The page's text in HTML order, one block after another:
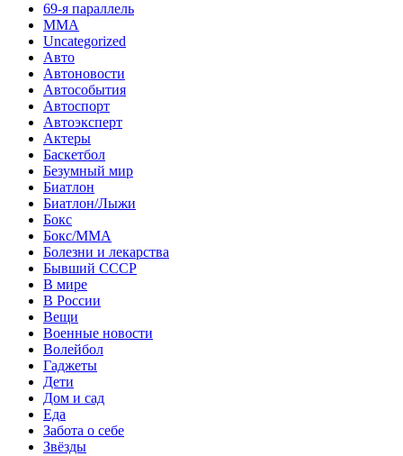
69-я параллель
MMA
Uncategorized
Авто
Автоновости
Автособытия
Автоспорт
Автоэксперт
Актеры
Баскетбол
Безумный мир
Биатлон
Биатлон/Лыжи
Бокс
Бокс/MMA
Болезни и лекарства
Бывший СССР
В мире
В России
Вещи
Военные новости
Волейбол
Гаджеты
Дети
Дом и сад
Еда
Забота о себе
Звёзды